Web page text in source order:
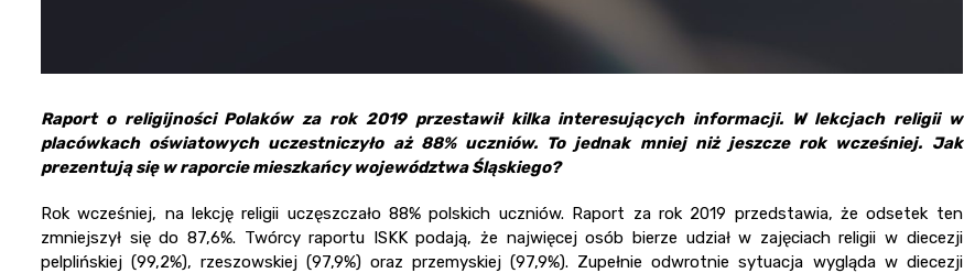
Raport o religijności Polaków za rok 2019 przestawił kilka interesujących informacji. W lekcjach religii w
placówkach oświatowych uczestniczyło aż 88% uczniów. To jednak mniej niż jeszcze rok wcześniej. Jak
prezentują się w raporcie mieszkańcy województwa Śląskiego?
Rok wcześniej, na lekcję religii uczęszczało 88% polskich uczniów. Raport za rok 2019 przedstawia, że odsetek ten
zmniejszył się do 87,6%. Twórcy raportu ISKK podają, że najwięcej osób bierze udział w zajęciach religii w diecezji
pelplińskiej (99,2%), rzeszowskiej (97,9%) oraz przemyskiej (97,9%). Zupełnie odwrotnie sytuacja wygląda w diecezji